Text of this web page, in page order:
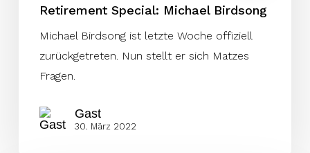
Retirement Special: Michael Birdsong
Michael Birdsong ist letzte Woche offiziell
zurückgetreten. Nun stellt er sich Matzes
Fragen.
Gast
30. März 2022